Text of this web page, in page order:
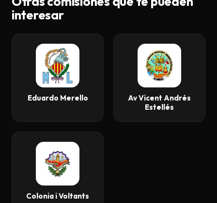
interesar
Eduardo Merello
Av Vicent Andrés
Estellés
Colonia i Voltants